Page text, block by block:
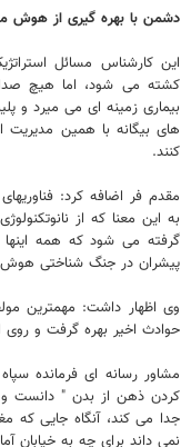
دشمن با بهره گیری از هوش
این کارشناس مسائل
کشته می شود، اما هیچ
بیماری زمینه ای می میرد و
های بیگانه با همین
کنند.
مقدم فر اضافه کرد:
به این معنا که از
گرفته می شود که همه
پیشران در جنگ شناختی
حوادث اخیر بهره گرفت و
مشاور رسانه ای فرمانده
کردن ذهن از بدن " دانست
جدا می کند، آنگاه جایی که
نمی داند برای چه به خیابان